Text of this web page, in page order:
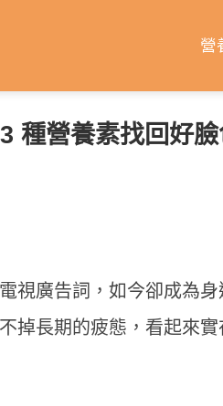
營
種營養素找回好
視廣告詞，如今卻成為
掉長期的疲態，看起來